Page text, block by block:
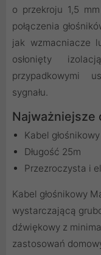
o przekroju 1,5
połączenia
jak wzmacniacze
osłonięty
przypadkowymi
sygnału.
Najważniejsze
Kabel
Długość 25m
Przezroczysta i
Kabel głośnikowy
wystarczającą
dźwiękowy z
zastosowań